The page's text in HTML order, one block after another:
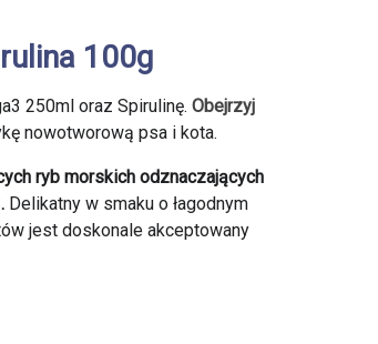
100g
250ml oraz Spirulinę. Obejrzyj
nowotworową psa i kota.
ryb morskich odznaczających
Delikatny w smaku o łagodnym
jest doskonale akceptowany